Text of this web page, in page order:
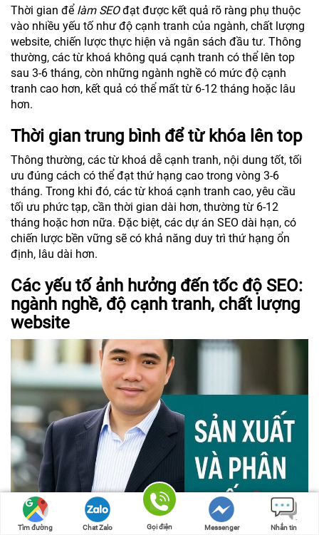
Thời gian để làm SEOđạt được kết quả rõ ràng phụ thuộc
vào nhiều yếu tố như độ cạnh tranh của ngành, chất lượng
website, chiến lược thực hiện và ngân sách đầu tư. Thông
thường, các từ khoá không quá cạnh tranh có thể lên top
sau 3-6 tháng, còn những ngành nghề có mức độ cạnh
tranh cao hơn, kết quả có thể mất từ 6-12 tháng hoặc lâu
hơn.
Thời gian trung bình để từ khóa lên top
Thông thường, các từ khoá dễ cạnh tranh, nội dung tốt, tối
ưu đúng cách có thể đạt thứ hạng cao trong vòng 3-6
tháng. Trong khi đó, các từ khoá cạnh tranh cao, yêu cầu
tối ưu phức tạp, cần thời gian dài hơn, thường từ 6-12
tháng hoặc hơn nữa. Đặc biệt, các dự án SEO dài hạn, có
chiến lược bền vững sẽ có khả năng duy trì thứ hạng ổn
định, lâu dài hơn.
Các yếu tố ảnh hưởng đến tốc độ SEO:
ngành nghề, độ cạnh tranh, chất lượng
website
Tìm đường Chat Zalo Gọi điện Messenger Nhắn tin